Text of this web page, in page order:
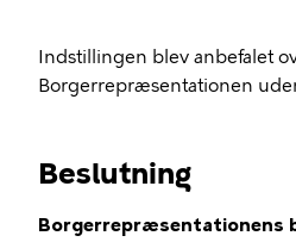
Indstillingen blev anbefalet
Borgerrepræsentationen
Beslutning
Borgerrepræsentationens